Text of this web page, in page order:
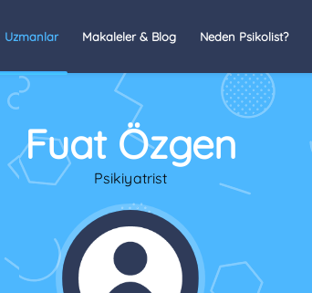
Uzmanlar Makaleler & Blog Neden Psikolist?
Fuat Özgen
Psikiyatrist